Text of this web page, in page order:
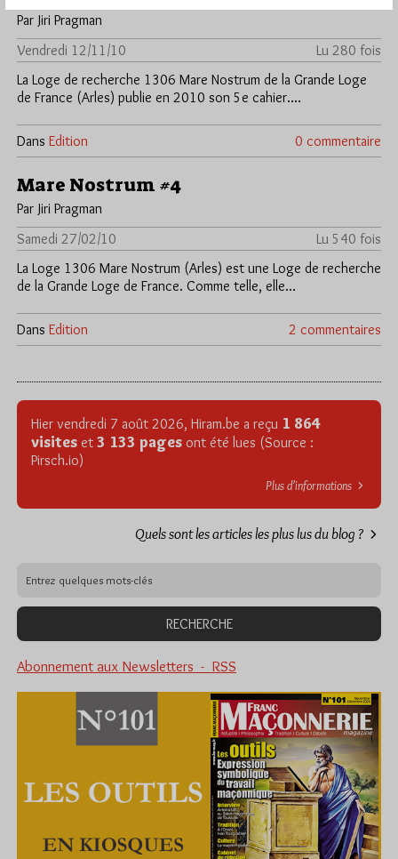
Par Jiri Pragman
Vendredi 12/11/10
Lu 280 fois
La Loge de recherche 1306 Mare Nostrum de la Grande Loge
de France (Arles) publie en 2010 son 5e cahier.…
Dans Edition 0 commentaire
Mare Nostrum #4
Par Jiri Pragman
Samedi 27/02/10
Lu 540 fois
La Loge 1306 Mare Nostrum (Arles) est une Loge de recherche
de la Grande Loge de France. Comme telle, elle…
Dans Edition 2 commentaires
Hier vendredi 7 août 2026, Hiram.be a reçu 1 864
visites et 3 133 pages ont été lues (Source :
Pirsch.io)
Plus d’informations
Quels sont les articles les plus lus du blog ?
Abonnement aux Newsletters - RSS